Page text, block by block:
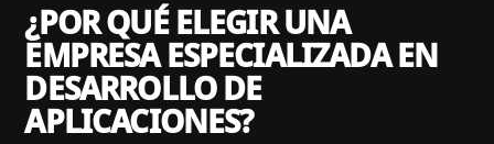
¿POR QUÉ ELEGIR UNA
EMPRESA ESPECIALIZADA EN
DESARROLLO DE
APLICACIONES?